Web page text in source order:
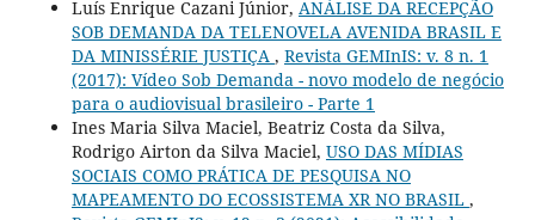
Luís Enrique Cazani Júnior, ANÁLISE DA RECEPÇÃO
SOB DEMANDA DA TELENOVELA AVENIDA BRASIL E
DA MINISSÉRIE JUSTIÇA , Revista GEMInIS: v. 8 n. 1
(2017): Vídeo Sob Demanda - novo modelo de negócio
para o audiovisual brasileiro - Parte 1
Ines Maria Silva Maciel, Beatriz Costa da Silva,
Rodrigo Airton da Silva Maciel, USO DAS MÍDIAS
SOCIAIS COMO PRÁTICA DE PESQUISA NO
MAPEAMENTO DO ECOSSISTEMA XR NO BRASIL ,